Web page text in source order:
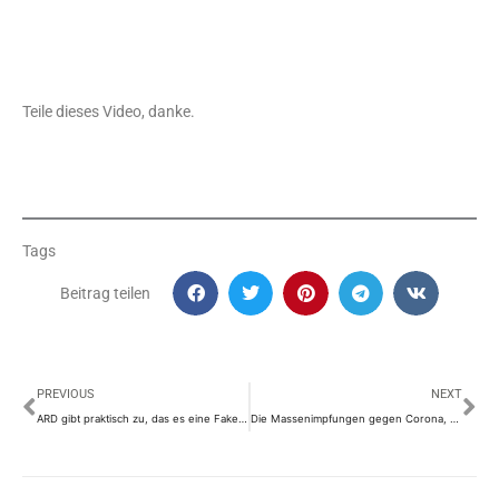
Teile dieses Video, danke.
Tags
Beitrag teilen
Prev
PREVIOUS
ARD gibt praktisch zu, das es eine Fake Pandemie ist!
NEXT
Die Massenimpfungen gegen Corona, würden eine globale Katastrophe epischen Ausmaßes auslösen